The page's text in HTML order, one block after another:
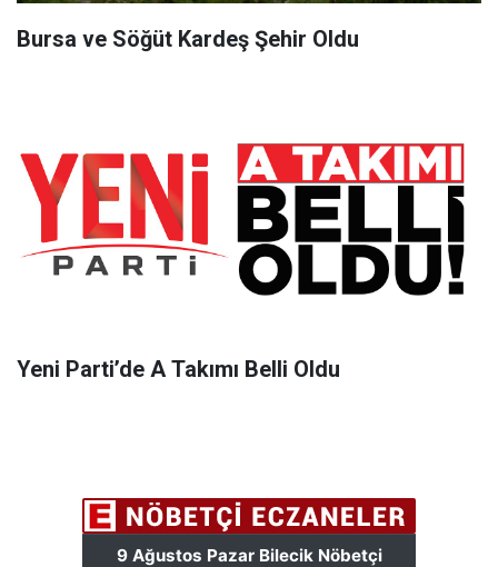
Bursa ve Söğüt Kardeş Şehir Oldu
Yeni Parti’de A Takımı Belli Oldu